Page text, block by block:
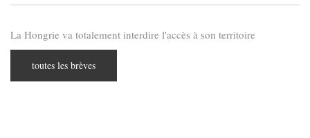
La Hongrie va totalement interdire l'accès à son territoire
toutes les brèves